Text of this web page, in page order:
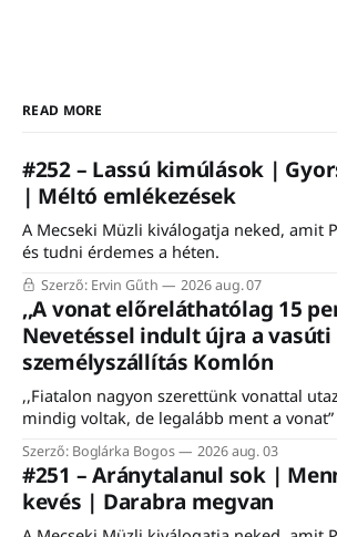
READ MORE
#252 – Lassú kimúlások |
| Méltó emlékezések
A Mecseki Müzli kiválogatja neked, amit
és tudni érdemes a héten.
Szerző: Ervin Gűth 2026 aug. 07
,,A vonat előreláthatólag 15
Nevetéssel indult újra a vasúti
személyszállítás Komlón
,,Fiatalon nagyon szerettünk vonattal
mindig voltak, de legalább ment a
is fontos szerepe volt a város életében.
csoda, hogy a komlói vasútállomáson
gyűlt össze szombaton a
Szerző: Boglárka Bogos 2026 aug. 03
#251 – Aránytalanul sok |
kevés | Darabra megvan